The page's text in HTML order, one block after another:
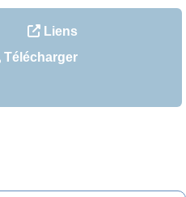
Liens
Télécharger